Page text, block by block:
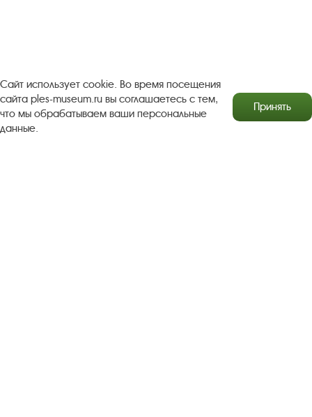
Антикоррупционная деятельность
Сайт использует cookie. Во время посещения
сайта ples-museum.ru вы соглашаетесь с тем,
что мы обрабатываем ваши персональные
данные.
Принять